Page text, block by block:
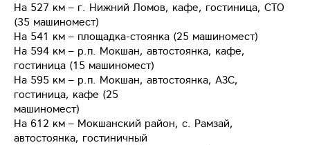
На 527 км – г. Нижний Ломов, кафе, гостиница, СТО
(35 машиномест)
На 541 км – площадка-стоянка (25 машиномест)
На 594 км – р.п. Мокшан, автостоянка, кафе,
гостиница (15 машиномест)
На 595 км – р.п. Мокшан, автостоянка, АЗС,
гостиница, кафе (25
машиномест)
На 612 км – Мокшанский район, с. Рамзай,
автостоянка, гостиничный